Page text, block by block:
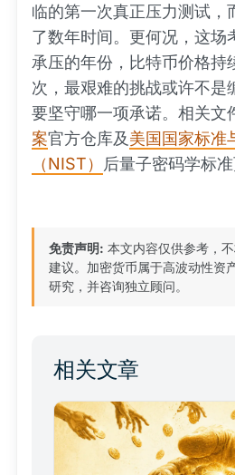
临的第一次真正压力测试
了数年时间。更何况，这场
承压的年份，比特币价格持
次，最艰难的挑战或许不是
要坚守哪一项承诺。相关文
案官方仓库及美国国家标准
（NIST） 后量子密码学标准
免责声明: 本文内容仅供参考，
建议。加密货币属于高波动性资
研究，并咨询独立顾问。
相关文章